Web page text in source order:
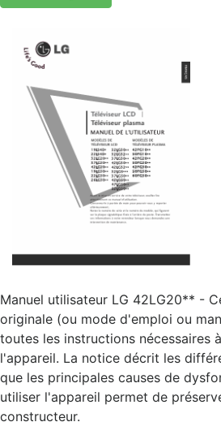
Manuel utilisateur LG 42LG20** -
originale (ou mode d'emploi ou
toutes les instructions nécessaires
l'appareil. La notice décrit les
que les principales causes de
utiliser l'appareil permet de
constructeur.